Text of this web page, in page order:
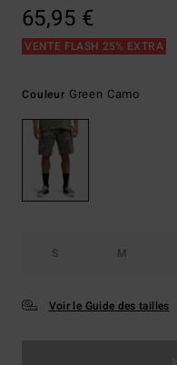
65,95 €
VENTE FLASH 25% EXTRA
Couleur Green Camo
S M
Voir le Guide des tailles